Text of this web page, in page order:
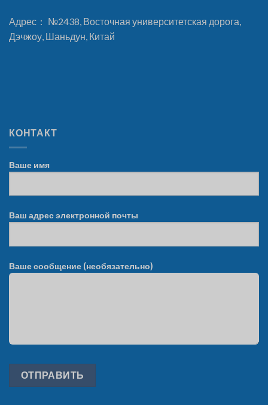
Адрес： №2438, Восточная университетская дорога,
Дэчжоу, Шаньдун, Китай
КОНТАКТ
Ваше имя
Ваш адрес электронной почты
Ваше сообщение (необязательно)